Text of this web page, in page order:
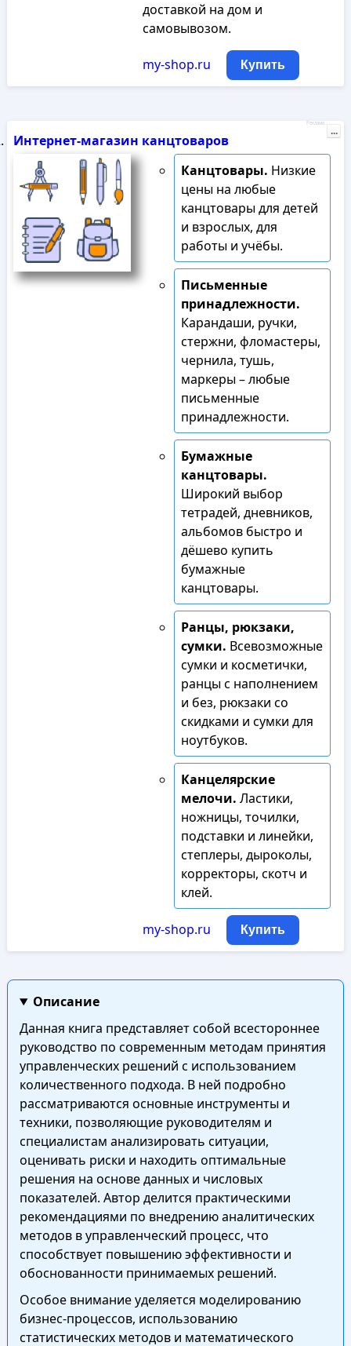
доставкой на дом и
самовывозом.
my-shop.ru Купить
Интернет-магазин канцтоваров
Канцтовары. Низкие
цены на любые
канцтовары для детей
и взрослых, для
работы и учёбы.
Письменные
принадлежности.
Карандаши, ручки,
стержни, фломастеры,
чернила, тушь,
маркеры – любые
письменные
принадлежности.
Бумажные
канцтовары.
Широкий выбор
тетрадей, дневников,
альбомов быстро и
дёшево купить
бумажные
канцтовары.
Ранцы, рюкзаки,
сумки. Всевозможные
сумки и косметички,
ранцы с наполнением
и без, рюкзаки со
скидками и сумки для
ноутбуков.
Канцелярские
мелочи. Ластики,
ножницы, точилки,
подставки и линейки,
степлеры, дыроколы,
корректоры, скотч и
клей.
my-shop.ru Купить
Реклама
...
Описание
Данная книга представляет собой всестороннее
руководство по современным методам принятия
управленческих решений с использованием
количественного подхода. В ней подробно
рассматриваются основные инструменты и
техники, позволяющие руководителям и
специалистам анализировать ситуации,
оценивать риски и находить оптимальные
решения на основе данных и числовых
показателей. Автор делится практическими
рекомендациями по внедрению аналитических
методов в управленческий процесс, что
способствует повышению эффективности и
обоснованности принимаемых решений.
Особое внимание уделяется моделированию
бизнес-процессов, использованию
статистических методов и математического